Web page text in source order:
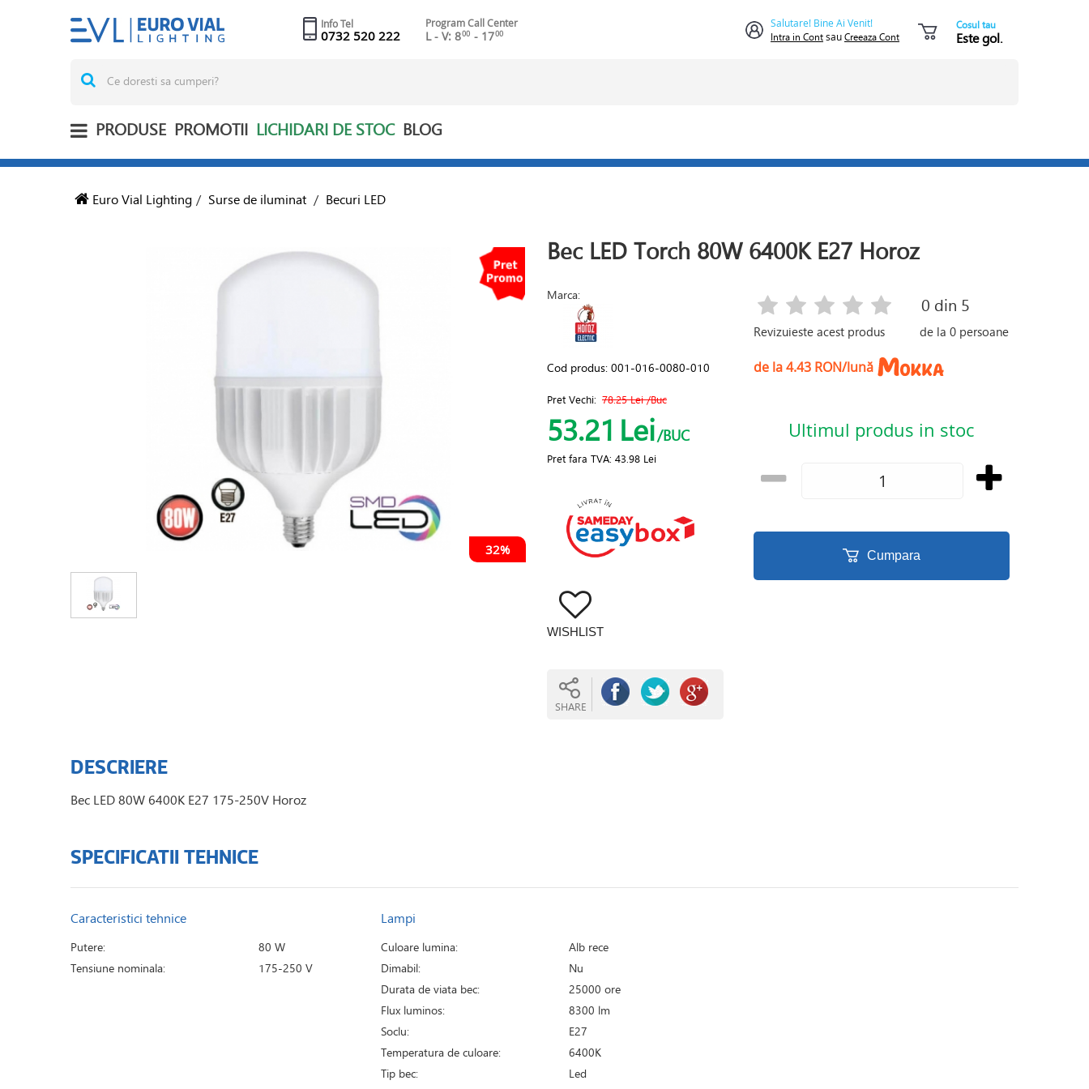
Info Tel
0732 520 222
Program Call Center
L - V: 800 - 1700
Salutare! Bine Ai Venit!
Intra in ContsauCreeaza Cont
Cosul tau
Este gol.
PRODUSE PROMOTII LICHIDARI DE STOC BLOG
Euro Vial Lighting / Surse de iluminat / Becuri LED
32%
Bec LED Torch 80W 6400K E27 Horoz
Marca:
Cod produs:001-016-0080-010
Pret Vechi: 78.25 Lei/Buc
53.21Lei/BUC
Pret fara TVA: 43.98 Lei
WISHLIST
SHARE
Revizuieste acest produs
0 din 5
de la0 persoane
de la 4.43 RON/lună
Ultimul produs in stoc
Cumpara
DESCRIERE
Bec LED 80W 6400K E27 175-250V Horoz
SPECIFICATII TEHNICE
Caracteristici tehnice
Putere:
80 W
Tensiune nominala:
175-250 V
Lampi
Culoare lumina:
Alb rece
Dimabil:
Nu
Durata de viata bec:
25000 ore
Flux luminos:
8300 lm
Soclu:
E27
Temperatura de culoare:
6400K
Tip bec:
Led